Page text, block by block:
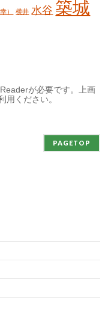
） 横井 水谷 築城
が必要です。上画
用ください。
PAGETOP